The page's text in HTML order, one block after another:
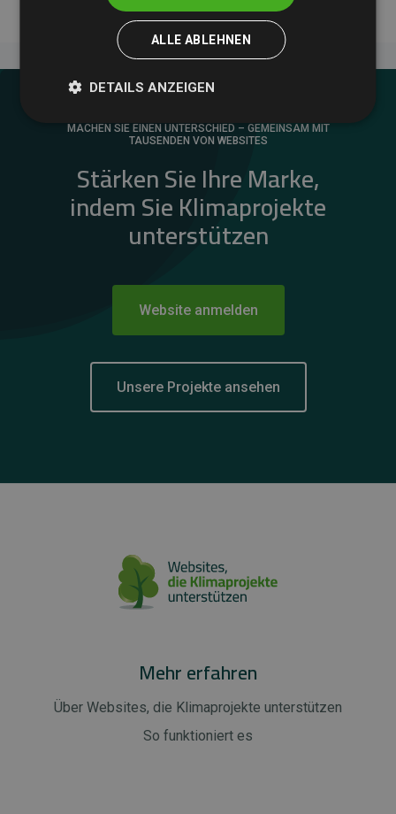
MACHEN SIE EINEN UNTERSCHIED – GEMEINSAM MIT
TAUSENDEN VON WEBSITES
Stärken Sie Ihre Marke,
indem Sie Klimaprojekte
unterstützen
Website anmelden
Unsere Projekte ansehen
Mehr erfahren
Über Websites, die Klimaprojekte unterstützen
So funktioniert es
ALLE ABLEHNEN
DETAILS ANZEIGEN